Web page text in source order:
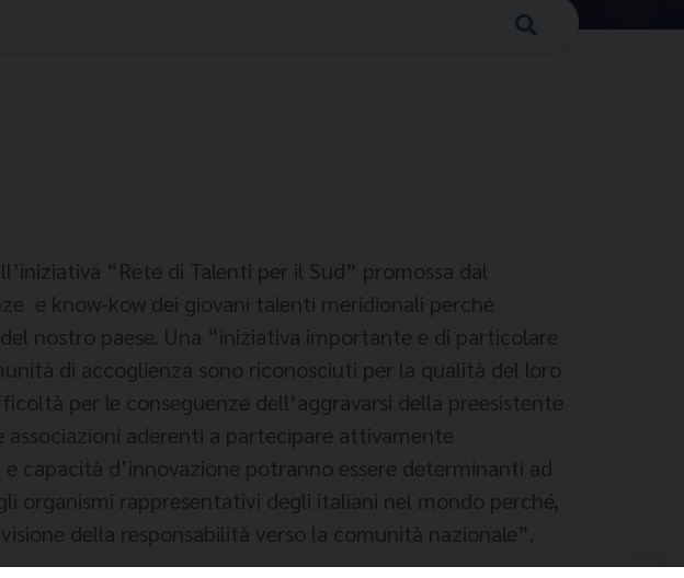
“Rete di Talenti per il Sud” promossa dal
e know-kow dei giovani talenti meridionali perché
nostro paese. Una “iniziativa importante e di particolare
di accoglienza sono riconosciuti per la qualità del loro
per le conseguenze dell’aggravarsi della preesistente
aderenti a partecipare attivamente
capacità d’innovazione potranno essere determinanti ad
organismi rappresentativi degli italiani nel mondo perché,
della responsabilità verso la comunità nazionale”.